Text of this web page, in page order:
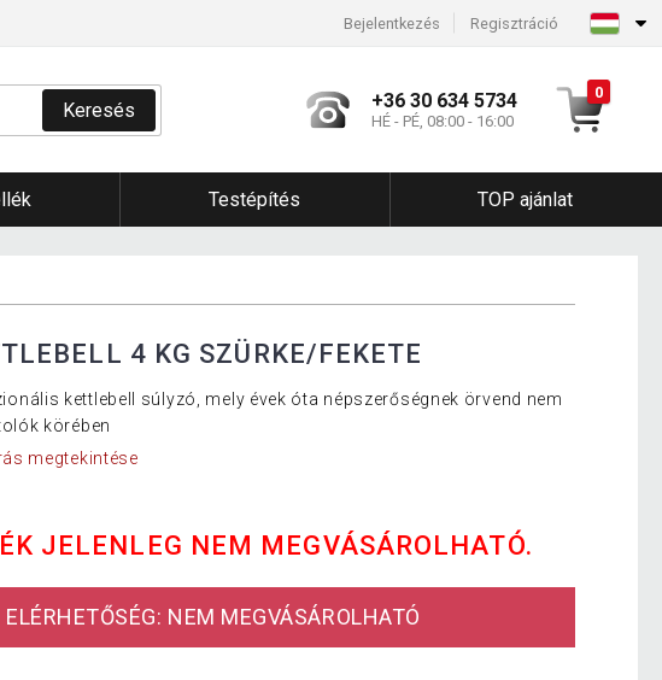
Bejelentkezés Regisztráció
Keresés +36 30 634 5734
HÉ - PÉ, 08:00 - 16:00
0
Testépítés TOP ajánlat
4 KG SZÜRKE/FEKETE
kettlebell súlyzó, mely évek óta népszerőségnek örvend nem
körében
megtekintése
JELENLEG NEM MEGVÁSÁROLHATÓ.
ELÉRHETŐSÉG: NEM MEGVÁSÁROLHATÓ